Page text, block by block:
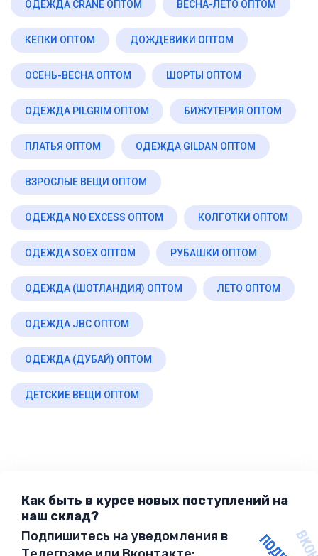
ОДЕЖДА CRANE ОПТОМ ВЕСНА-ЛЕТО ОПТОМ
КЕПКИ ОПТОМ ДОЖДЕВИКИ ОПТОМ
ОСЕНЬ-ВЕСНА ОПТОМ ШОРТЫ ОПТОМ
ОДЕЖДА PILGRIM ОПТОМ БИЖУТЕРИЯ ОПТОМ
ПЛАТЬЯ ОПТОМ ОДЕЖДА GILDAN ОПТОМ
ВЗРОСЛЫЕ ВЕЩИ ОПТОМ
ОДЕЖДА NO EXCESS ОПТОМ КОЛГОТКИ ОПТОМ
ОДЕЖДА SOEX ОПТОМ РУБАШКИ ОПТОМ
ОДЕЖДА (ШОТЛАНДИЯ) ОПТОМ ЛЕТО ОПТОМ
ОДЕЖДА JBC ОПТОМ
ОДЕЖДА (ДУБАЙ) ОПТОМ
ДЕТСКИЕ ВЕЩИ ОПТОМ
Как быть в курсе новых поступлений на
наш склад?
Подпишитесь на уведомления в